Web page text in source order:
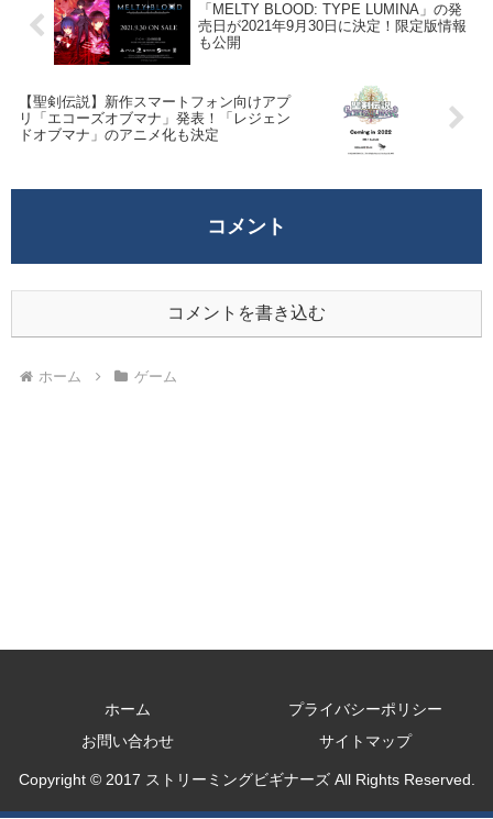
「MELTY BLOOD: TYPE LUMINA」の発
売日が2021年9月30日に決定！限定版情報
も公開
【聖剣伝説】新作スマートフォン向けアプ
リ「エコーズオブマナ」発表！「レジェン
ドオブマナ」のアニメ化も決定
コメント
コメントを書き込む
ホーム ゲーム
ホーム
プライバシーポリシー
お問い合わせ
サイトマップ
Copyright © 2017 ストリーミングビギナーズ All Rights Reserved.